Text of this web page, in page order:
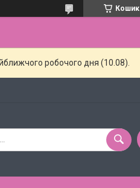
Кошик
робочого дня (10.08).